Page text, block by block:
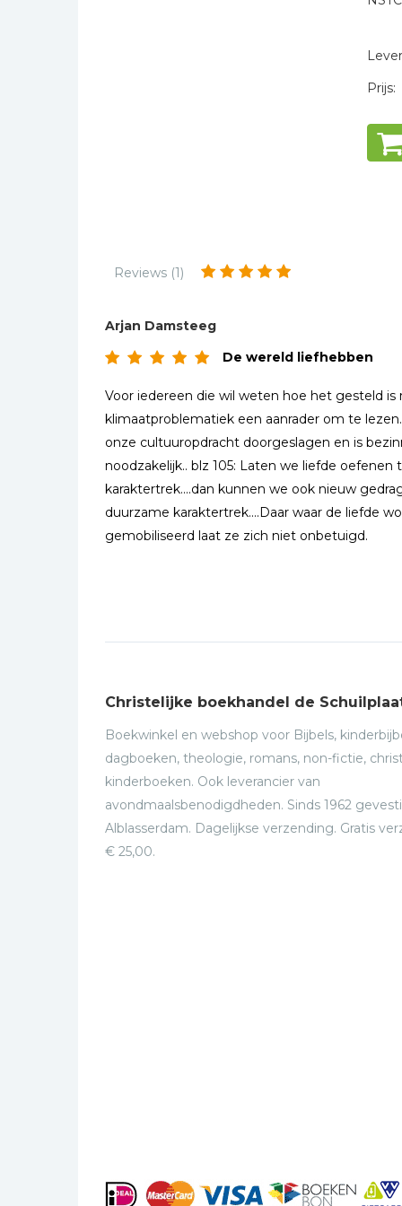
Taalstudie
Prijs:
Reviews (1)
Arjan Damsteeg
De wereld liefhebben
Voor iedereen die wil weten hoe het gesteld is
klimaatproblematiek een aanrader om te
onze cultuuropdracht doorgeslagen en is
noodzakelijk.. blz 105: Laten we liefde
karaktertrek....dan kunnen we ook nieuw
duurzame karaktertrek....Daar waar de liefde
gemobiliseerd laat ze zich niet onbetuigd.
Christelijke boekhandel de
Boekwinkel en webshop voor Bijbels,
dagboeken, theologie, romans, non-fictie,
kinderboeken. Ook leverancier van
avondmaalsbenodigdheden. Sinds 1962
Alblasserdam. Dagelijkse verzending. Gratis
€ 25,00.